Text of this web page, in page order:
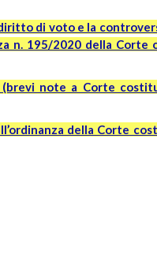
di voto e la
n. 195/2020 della Corte
note a Corte
della Corte